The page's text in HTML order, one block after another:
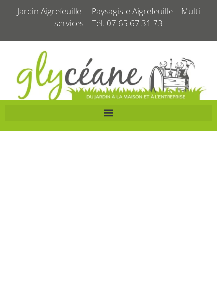
Jardin Aigrefeuille – Paysagiste Aigrefeuille – Multi
services – Tél. 07 65 67 31 73